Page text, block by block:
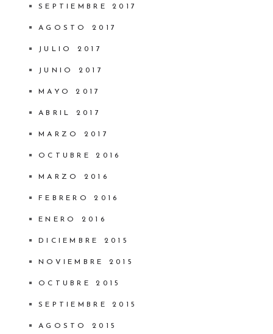
SEPTIEMBRE 2017
AGOSTO 2017
JULIO 2017
JUNIO 2017
MAYO 2017
ABRIL 2017
MARZO 2017
OCTUBRE 2016
MARZO 2016
FEBRERO 2016
ENERO 2016
DICIEMBRE 2015
NOVIEMBRE 2015
OCTUBRE 2015
SEPTIEMBRE 2015
AGOSTO 2015